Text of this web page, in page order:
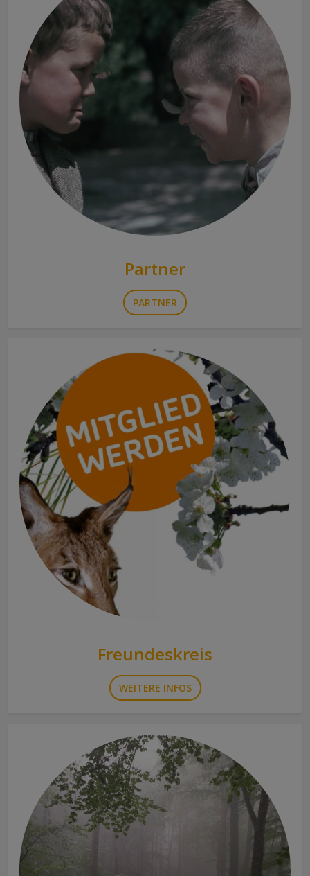
Partner
PARTNER
Freundeskreis
WEITERE INFOS